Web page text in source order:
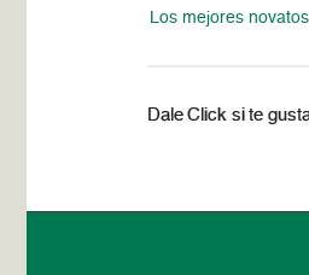
Los mejores
Dale Click si te